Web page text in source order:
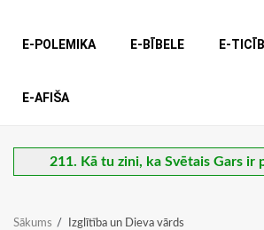
E-POLEMIKA E-BĪBELE E-
E-AFIŠA
211. Kā tu zini, ka Svētais Gars ir
Sākums Izglītība un Dieva vārds